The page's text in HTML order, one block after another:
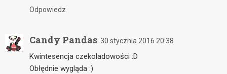
Odpowiedz
Candy Pandas 30 stycznia 2016 20:38
Kwintesencja czekoladowości :D
Obłędnie wygląda :)